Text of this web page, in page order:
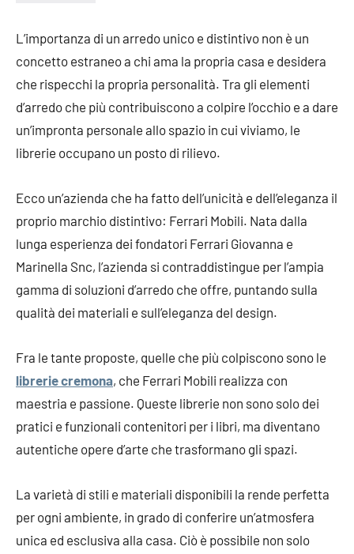
L’importanza di un arredo unico e distintivo non è un
concetto estraneo a chi ama la propria casa e desidera
che rispecchi la propria personalità. Tra gli elementi
d’arredo che più contribuiscono a colpire l’occhio e a dare
un’impronta personale allo spazio in cui viviamo, le
librerie occupano un posto di rilievo.
Ecco un’azienda che ha fatto dell’unicità e dell’eleganza il
proprio marchio distintivo: Ferrari Mobili. Nata dalla
lunga esperienza dei fondatori Ferrari Giovanna e
Marinella Snc, l’azienda si contraddistingue per l’ampia
gamma di soluzioni d’arredo che offre, puntando sulla
qualità dei materiali e sull’eleganza del design.
Fra le tante proposte, quelle che più colpiscono sono le
librerie cremona, che Ferrari Mobili realizza con
maestria e passione. Queste librerie non sono solo dei
pratici e funzionali contenitori per i libri, ma diventano
autentiche opere d’arte che trasformano gli spazi.
La varietà di stili e materiali disponibili la rende perfetta
per ogni ambiente, in grado di conferire un’atmosfera
unica ed esclusiva alla casa. Ciò è possibile non solo